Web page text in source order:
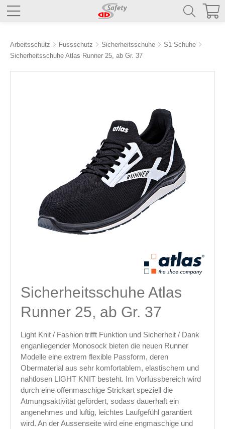
Arbeitsschutz Fussschutz Sicherheitsschuhe
S1 Schuhe
Sicherheitsschuhe Atlas Runner 25, ab Gr. 37
Sicherheitsschuhe Atlas
Runner 25, ab Gr. 37
Light Knit / Fashion trifft Funktion und Sicherheit / Dank
enganliegender Monosock bieten die neuen Runner
Modelle eine extrem flexible Passform, deren
Obermaterial aus sehr komfortablem, elastischem und
nahtlosen LIGHT KNIT besteht. Im Vorfussbereich wird
durch eine offenmaschige Strickart speziell die
Atmungsaktivität gefördert, sodass dauerhaft ein
angenehmes und luftig, leichtes Laufgefühl garantiert
wird. An der Aussenseite wird eine engmaschige und